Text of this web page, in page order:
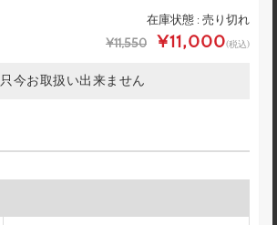
在庫状態 : 売り切れ
¥11,550 ¥11,000(税込)
只今お取扱い出来ません